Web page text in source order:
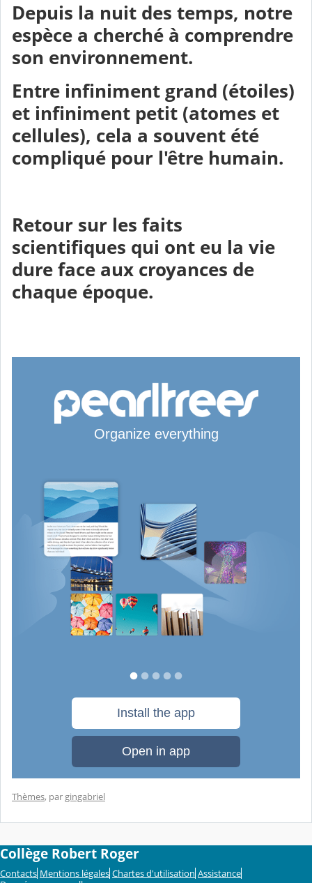
Depuis la nuit des temps, notre
espèce a cherché à comprendre
son environnement.
Entre infiniment grand (étoiles)
et infiniment petit (atomes et
cellules), cela a souvent été
compliqué pour l'être humain.
Retour sur les faits
scientifiques qui ont eu la vie
dure face aux croyances de
chaque époque.
Thèmes, par gingabriel
Collège Robert Roger
Contacts Mentions légales Chartes d'utilisation Assistance